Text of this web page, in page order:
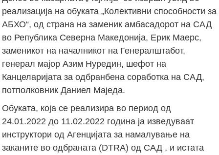
реализација на обуката „Колективни способности за
АБХО“, од страна на заменик амбасадорот на САД
во Република Северна Македонија, Ерик Маерс,
заменикот на началникот на Генералштабот,
генерал мајор Азим Нуредин, шефот на
Канцеларијата за одбранбена соработка на САД,
потполковник Даниел Маједа.
Обуката, која се реализира во период од
24.01.2022 до 11.02.2022 година ја изведуваат
инструктори од Агенцијата за намалување на
заканите во одбраната (DTRA) од САД , и истата